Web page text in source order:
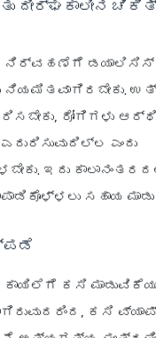
ದೀರ್ಘಕಾಲೀನ
ನಿರ್ವಹಣೆಗೆ
ರೋಗಿಗಳು
ಎಂದು
ಇದು
ಸಹಾಯ
ಕಾಯಿಲೆಗೆ ಕಸಿ
ಕಸಿ